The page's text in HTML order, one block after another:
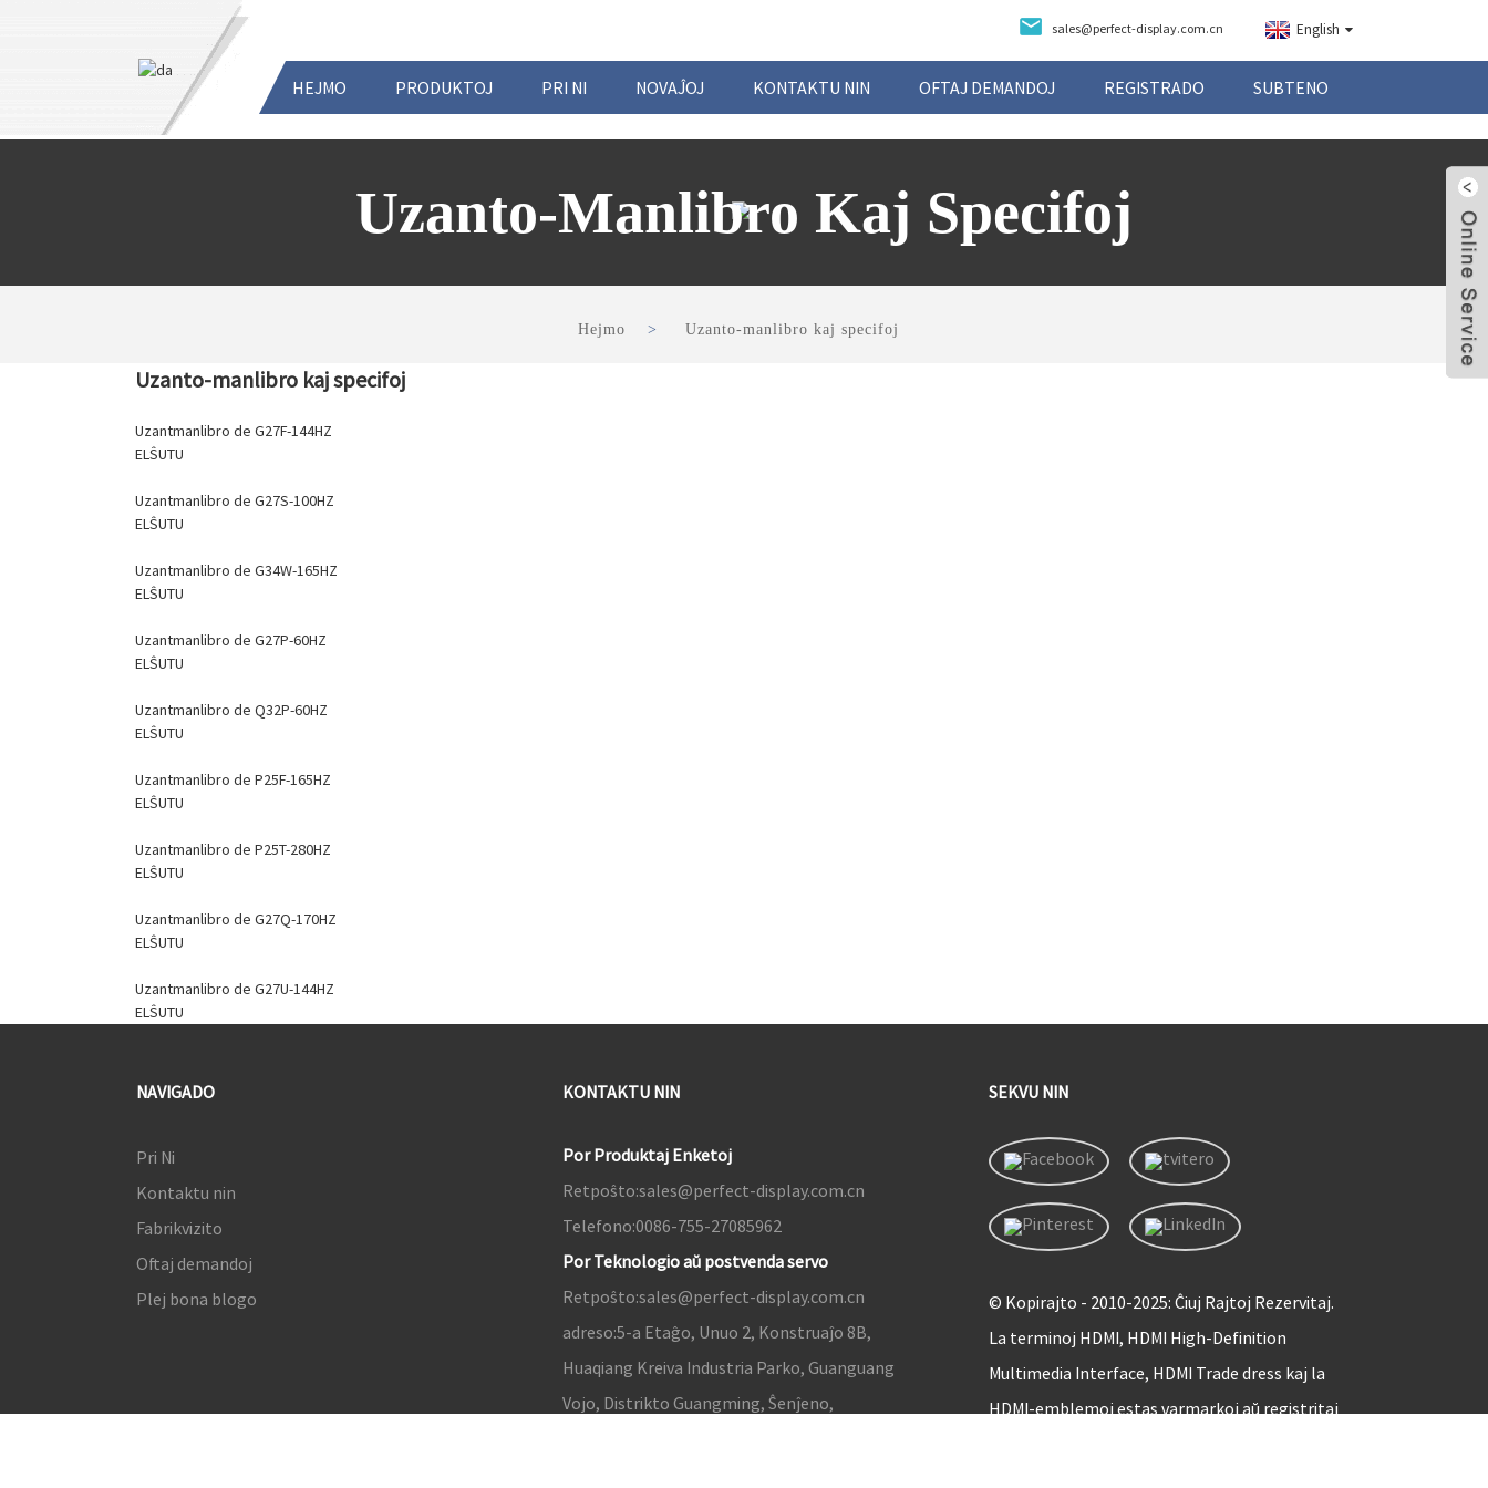
sales@perfect-display.com.cn English
HEJMO PRODUKTOJ PRI NI NOVAĴOJ KONTAKTU NIN OFTAJ DEMANDOJ REGISTRADO SUBTENO
Uzanto-Manlibro Kaj Specifoj
Hejmo Uzanto-manlibro kaj specifoj
Uzanto-manlibro kaj specifoj
Uzantmanlibro de G27F-144HZ
ELŜUTU
Uzantmanlibro de G27S-100HZ
ELŜUTU
Uzantmanlibro de G34W-165HZ
ELŜUTU
Uzantmanlibro de G27P-60HZ
ELŜUTU
Uzantmanlibro de Q32P-60HZ
ELŜUTU
Uzantmanlibro de P25F-165HZ
ELŜUTU
Uzantmanlibro de P25T-280HZ
ELŜUTU
Uzantmanlibro de G27Q-170HZ
ELŜUTU
Uzantmanlibro de G27U-144HZ
ELŜUTU
NAVIGADO
Pri Ni
Kontaktu nin
Fabrikvizito
Oftaj demandoj
Plej bona blogo
KONTAKTU NIN
Por Produktaj Enketoj
Retpoŝto:sales@perfect-display.com.cn
Telefono:0086-755-27085962
Por Teknologio aŭ postvenda servo
Retpoŝto:sales@perfect-display.com.cn
adreso:5-a Etaĝo, Unuo 2, Konstruaĵo 8B,
Huaqiang Kreiva Industria Parko, Guanguang
Vojo, Distrikto Guangming, Ŝenĵeno,
SEKVU NIN
© Kopirajto - 2010-2025: Ĉiuj Rajtoj Rezervitaj.
La terminoj HDMI, HDMI High-Definition
Multimedia Interface, HDMI Trade dress kaj la
HDMI-emblemoj estas varmarkoj aŭ registritaj